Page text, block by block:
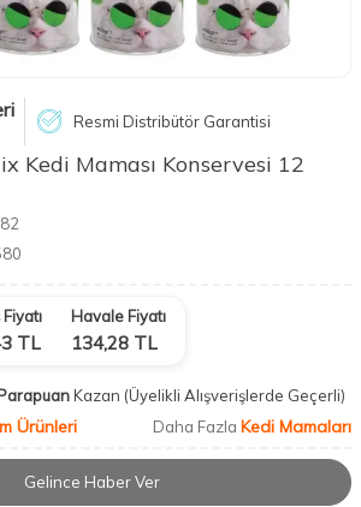
Resmi Distribütör Garantisi
Kedi Maması Konservesi 12
Fiyatı
TL
Havale Fiyatı
134,28 TL
Kazan (Üyelikli Alışverişlerde Geçerli)
Ürünleri Daha Fazla Kedi Mamaları
Gelince Haber Ver